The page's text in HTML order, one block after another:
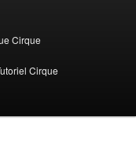
Cirque
Cirque